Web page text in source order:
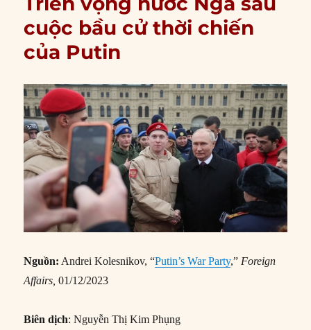
cuộc bầu cử thời chiến
của Putin
Nguồn: Andrei Kolesnikov, “Putin’s War Party,” Foreign
Affairs, 01/12/2023
Biên dịch: Nguyễn Thị Kim Phụng